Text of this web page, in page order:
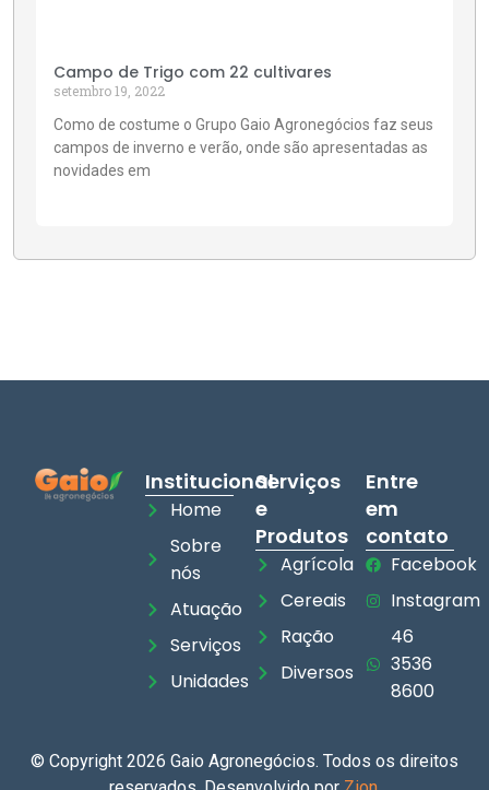
Campo de Trigo com 22 cultivares
setembro 19, 2022
Como de costume o Grupo Gaio Agronegócios faz seus
campos de inverno e verão, onde são apresentadas as
novidades em
Institucional
Home
Sobre
nós
Atuação
Serviços
Unidades
Serviços
e
Produtos
Agrícola
Cereais
Ração
Diversos
Entre
em
contato
Facebook
Instagram
46
3536
8600
© Copyright 2026 Gaio Agronegócios. Todos os direitos